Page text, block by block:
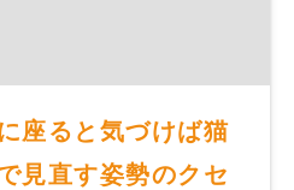
座ると気づけば猫
見直す姿勢のクセ